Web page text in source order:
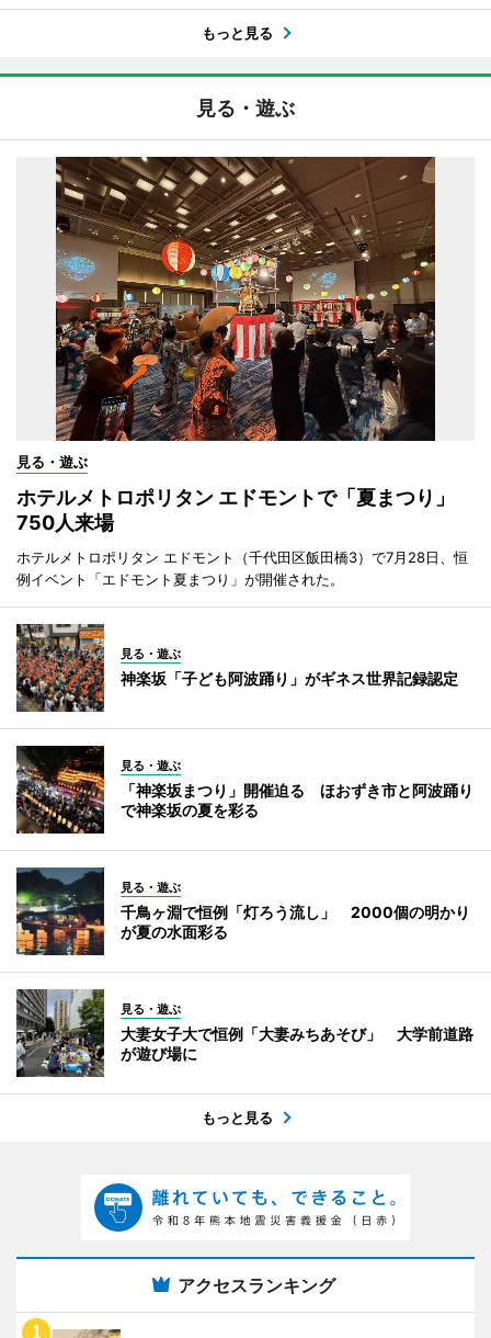
もっと見る
見る・遊ぶ
見る・遊ぶ
ホテルメトロポリタン エドモントで「夏まつり」
750人来場
ホテルメトロポリタン エドモント（千代田区飯田橋3）で7月28日、恒
例イベント「エドモント夏まつり」が開催された。
見る・遊ぶ
神楽坂「子ども阿波踊り」がギネス世界記録認定
見る・遊ぶ
「神楽坂まつり」開催迫る ほおずき市と阿波踊り
で神楽坂の夏を彩る
見る・遊ぶ
千鳥ヶ淵で恒例「灯ろう流し」 2000個の明かり
が夏の水面彩る
見る・遊ぶ
大妻女子大で恒例「大妻みちあそび」 大学前道路
が遊び場に
もっと見る
アクセスランキング